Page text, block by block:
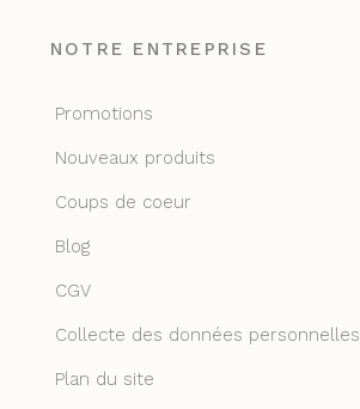
NOTRE ENTREPRISE
Promotions
Nouveaux produits
Coups de coeur
Blog
CGV
Collecte des données personnelles
Plan du site